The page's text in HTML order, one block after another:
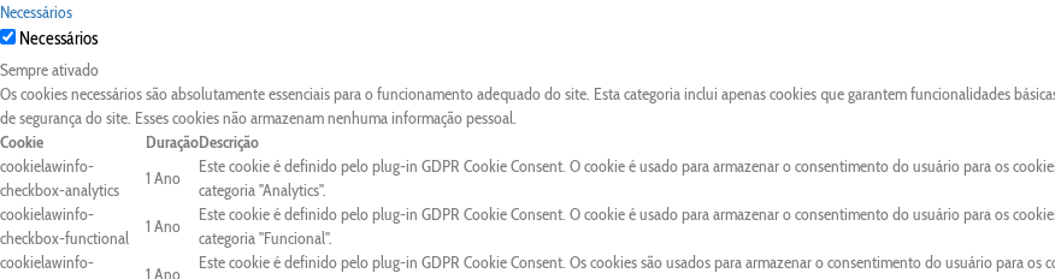
Necessários
Necessários
Sempre ativado
Os cookies necessários são absolutamente essenciais para o funcionamento adequado do site. Esta categoria inclui apenas cookies que garantem funcionalidades
de segurança do site. Esses cookies não armazenam nenhuma informação pessoal.
Cookie
DuraçãoDescrição
cookielawinfo-
checkbox-analytics
1 Ano
Este cookie é definido pelo plug-in GDPR Cookie Consent. O cookie é usado para armazenar o consentimento do usuário para os
categoria "Analytics".
cookielawinfo-
checkbox-functional
1 Ano
Este cookie é definido pelo plug-in GDPR Cookie Consent. O cookie é usado para armazenar o consentimento do usuário para os
categoria "Funcional".
cookielawinfo-
1 Ano
Este cookie é definido pelo plug-in GDPR Cookie Consent. Os cookies são usados para armazenar o consentimento do usuário para os